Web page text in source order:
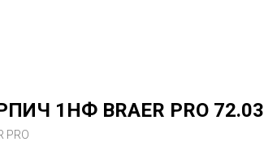
1НФ BRAER PRO 72.03
PRO